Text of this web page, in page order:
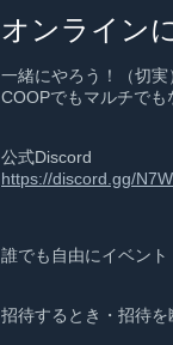
オンライン
一緒にやろう！（切実
COOPでもマルチでも
公式Discord
https://discord.gg/
誰でも自由にイベン
招待するとき・招待